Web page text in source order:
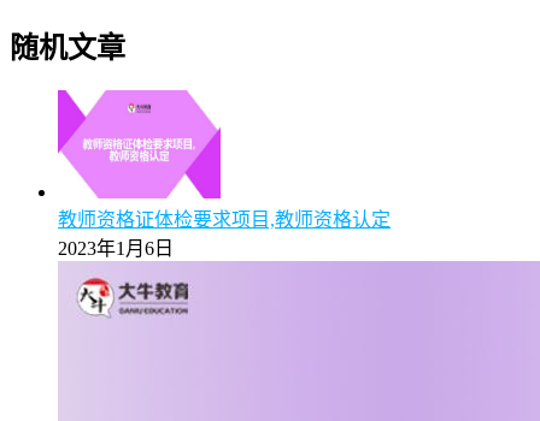
随机文章
教师资格证体检要求项目,教师资格认定
2023年1月6日